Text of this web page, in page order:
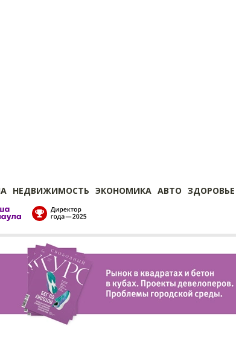
НЕДВИЖИМОСТЬ ЭКОНОМИКА АВТО ЗДОРОВЬЕ